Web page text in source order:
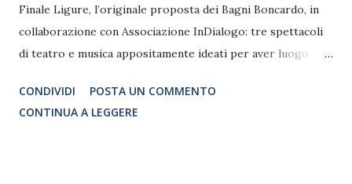
Finale Ligure, l’originale proposta dei Bagni Boncardo, in
collaborazione con Associazione InDialogo: tre spettacoli
di teatro e musica appositamente ideati per aver luogo
comincia mercoledì 15 luglio, ore 20.45 presso i Bagni
Boncardo, con “L’Ora Blu” di e con Chiara Tessiore e Sara
CONDIVIDI
POSTA UN COMMENTO
CONTINUA A LEGGERE